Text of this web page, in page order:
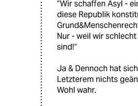
”Wir schaffen Asyl -
diese Republik
Nur - weil wir
sind!“
Ja & Dennoch hat
Letzterem nichts
Wohl wahr.